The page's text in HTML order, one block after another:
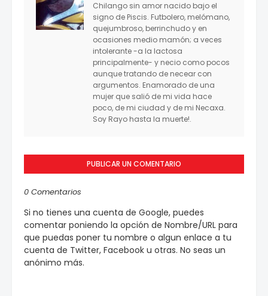
Chilango sin amor nacido bajo el
signo de Piscis. Futbolero, melómano,
quejumbroso, berrinchudo y en
ocasiones medio mamón; a veces
intolerante -a la lactosa
principalmente- y necio como pocos
aunque tratando de necear con
argumentos. Enamorado de una
mujer que salió de mi vida hace
poco, de mi ciudad y de mi Necaxa.
Soy Rayo hasta la muerte!.
PUBLICAR UN COMENTARIO
0 Comentarios
Si no tienes una cuenta de Google, puedes
comentar poniendo la opción de Nombre/URL para
que puedas poner tu nombre o algun enlace a tu
cuenta de Twitter, Facebook u otras. No seas un
anónimo más.